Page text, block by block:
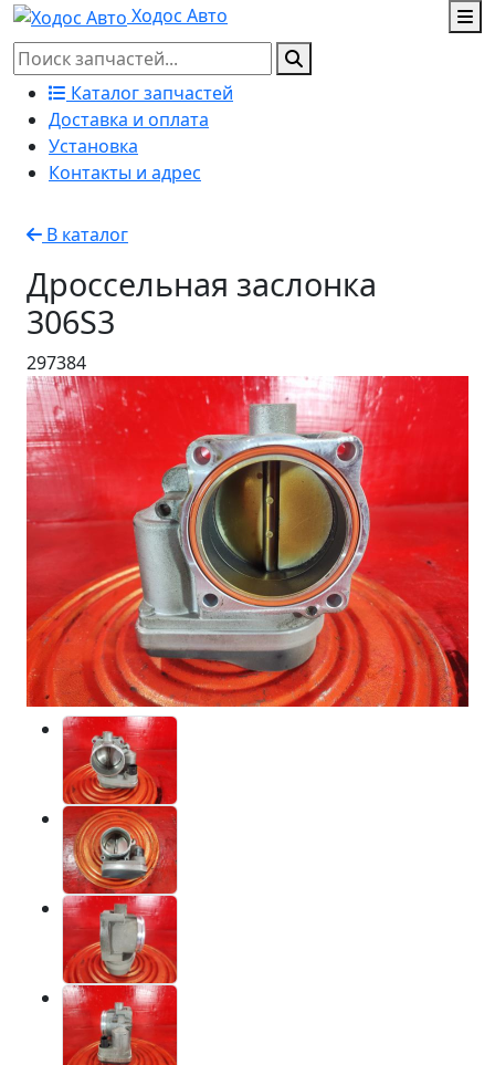
Ходос Авто
Каталог запчастей
Доставка и оплата
Установка
Контакты и адрес
В каталог
Дроссельная заслонка
306S3
297384